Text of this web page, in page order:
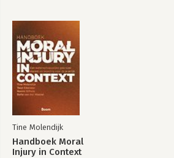
Tine Molendijk
Handboek Moral
Injury in Context